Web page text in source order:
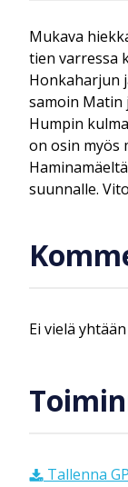
Mukava
tien varressa
Honkaharjun
samoin Matin
Humpin
on osin myös
suunnalle.
Ei vielä
Tallenna